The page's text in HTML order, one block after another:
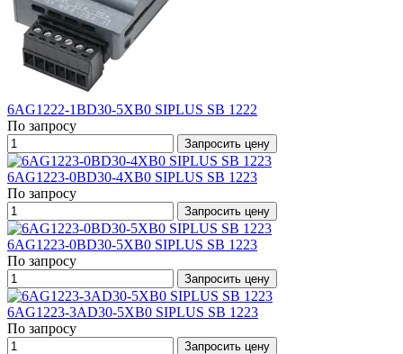
6AG1222-1BD30-5XB0 SIPLUS SB 1222
По запросу
Запросить цену
6AG1223-0BD30-4XB0 SIPLUS SB 1223
По запросу
Запросить цену
6AG1223-0BD30-5XB0 SIPLUS SB 1223
По запросу
Запросить цену
6AG1223-3AD30-5XB0 SIPLUS SB 1223
По запросу
Запросить цену